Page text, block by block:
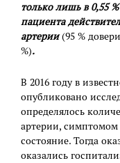
только лишь в 0,55
пациента
артерии(95 %
%).
В 2016 году в
опубликовано
определялось
артерии, симптомом
состояние. Тогда
оказались